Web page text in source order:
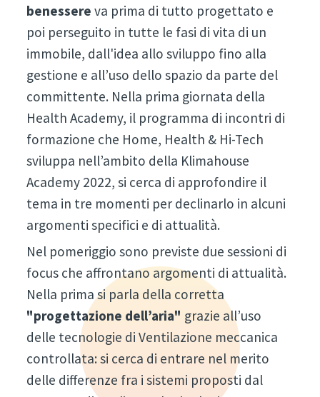
benessereva prima di tutto progettato e
poi perseguito in tutte le fasi di vita di un
immobile, dall'idea allo sviluppo fino alla
gestione e all’uso dello spazio da parte del
committente. Nella prima giornata della
Health Academy, il programma di incontri di
formazione che Home, Health & Hi-Tech
sviluppa nell’ambito della Klimahouse
Academy 2022, si cerca di approfondire il
tema in tre momenti per declinarlo in alcuni
argomenti specifici e di attualità.
Nel pomeriggio sono previste due sessioni di
focus che affrontano argomenti di attualità.
Nella prima si parla della corretta
"progettazione dell’aria" grazie all’uso
delle tecnologie di Ventilazione meccanica
controllata: si cerca di entrare nel merito
delle differenze fra i sistemi proposti dal